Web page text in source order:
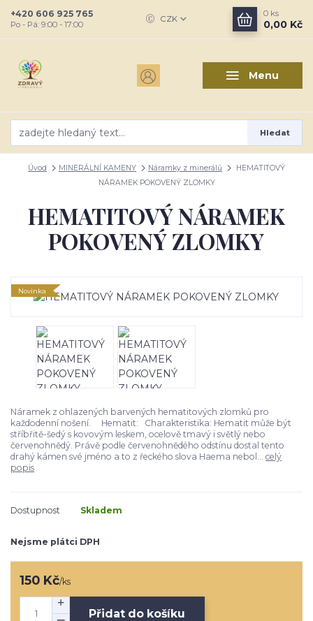
Menu
CZK
Hledat
+420 606 925 765
Po - Pá: 9:00 - 17:00
0 ks
0,00 Kč
Úvod MINERÁLNÍ KAMENY Náramky z minerálů
HEMATITOVÝ
NÁRAMEK POKOVENÝ ZLOMKY
HEMATITOVÝ NÁRAMEK
POKOVENÝ ZLOMKY
Novinka
Náramek z ohlazených barvených hematitových zlomků pro
každodenní nošení. Hematit: Charakteristika: Hematit může být
stříbřitě-šedý s kovovým leskem, ocelově tmavý i světlý nebo
červenohnědý. Právě podle červenohnědého odstínu dostal tento
drahý kámen své jméno a to z řeckého slova Haema nebol... celý
popis
Dostupnost Skladem
Nejsme plátci DPH
150 Kč/ks
Přidat do košíku